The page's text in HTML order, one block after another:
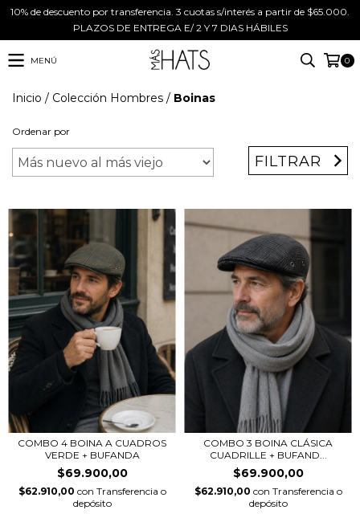
10% de descuento por transferencia. 3 cuotas s/interés a partir de $65.000.
PLAZOS DE ENTREGA E/ 2 Y 7 DIAS HÁBILES
MENÚ 0
Inicio / Colección Hombres / Boinas
Ordenar por
FILTRAR
COMBO 4 BOINA A CUADROS
VERDE + BUFANDA
$69.900,00
$62.910,00 con Transferencia o
depósito
COMBO 3 BOINA CLÁSICA
CUADRILLE + BUFAND...
$69.900,00
$62.910,00 con Transferencia o
depósito